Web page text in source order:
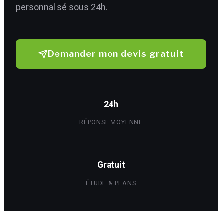
personnalisé sous 24h.
Demander mon devis gratuit
24h
RÉPONSE MOYENNE
Gratuit
ÉTUDE & PLANS